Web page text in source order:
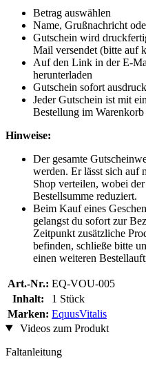
Betrag auswählen
Name, Grußnachricht
Gutschein wird
Mail versendet (bitte auf
Auf den Link in der E-
herunterladen
Gutschein sofort
Jeder Gutschein ist mit
Bestellung im
Hinweise:
Der gesamte
werden. Er lässt sich auf
Shop verteilen, wobei
Bestellsumme reduziert.
Beim Kauf eines
gelangst du sofort zur
Zeitpunkt zusätzliche
befinden, schließe bitte
einen weiteren
Art.-Nr.: EQ-VOU-005
Inhalt:
1 Stück
Marken: EquusVitalis
Videos zum Produkt
Faltanleitung